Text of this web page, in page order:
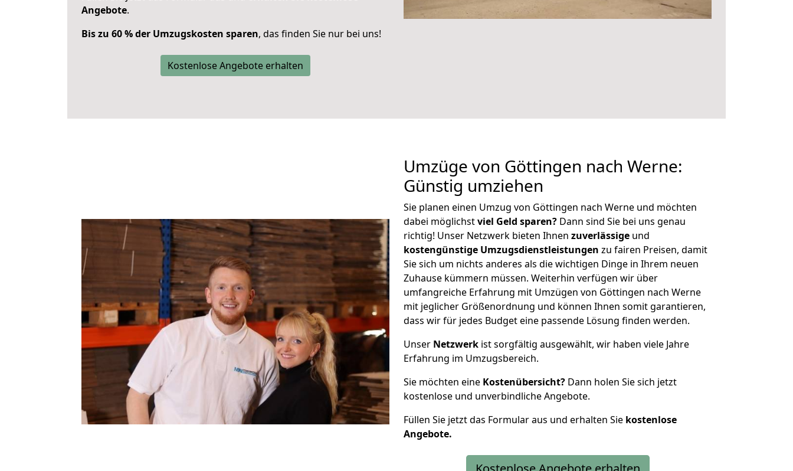
Angebote.
Bis zu 60 % der Umzugskosten sparen, das finden Sie nur bei uns!
Kostenlose Angebote erhalten
Umzüge von Göttingen nach Werne:
Günstig umziehen
Sie planen einen Umzug von Göttingen nach Werne und möchten
dabei möglichstviel Geld sparen? Dann sind Sie bei uns genau
richtig! Unser Netzwerk bieten Ihnen zuverlässige und
kostengünstige Umzugsdienstleistungen zu fairen Preisen, damit
Sie sich um nichts anderes als die wichtigen Dinge in Ihrem neuen
Zuhause kümmern müssen. Weiterhin verfügen wir über
umfangreiche Erfahrung mit Umzügen von Göttingen nach Werne
mit jeglicher Größenordnung und können Ihnen somit garantieren,
dass wir für jedes Budget eine passende Lösung finden werden.
Unser Netzwerk ist sorgfältig ausgewählt, wir haben viele Jahre
Erfahrung im Umzugsbereich.
Sie möchten eine Kostenübersicht? Dann holen Sie sich jetzt
kostenlose und unverbindliche Angebote.
Füllen Sie jetzt das Formular aus und erhalten Sie kostenlose
Angebote.